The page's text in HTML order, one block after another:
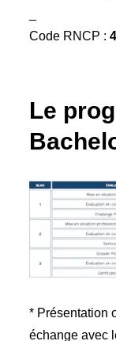
Code RNCP :
Le
* Présentation
échange avec